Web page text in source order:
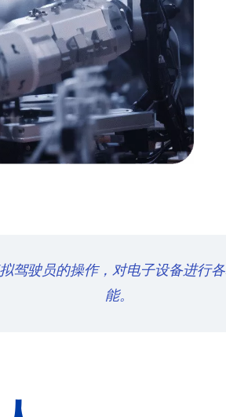
驾驶员的操作，对电子设备进行
能。